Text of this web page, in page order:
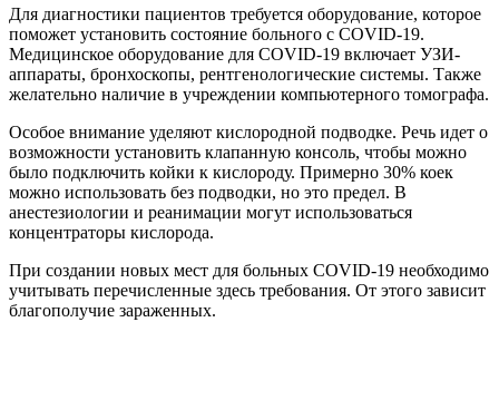
Для диагностики пациентов требуется оборудование, которое
поможет установить состояние больного с COVID-19.
Медицинское оборудование для COVID-19 включает УЗИ-
аппараты, бронхоскопы, рентгенологические системы. Также
желательно наличие в учреждении компьютерного томографа.
Особое внимание уделяют кислородной подводке. Речь идет о
возможности установить клапанную консоль, чтобы можно
было подключить койки к кислороду. Примерно 30% коек
можно использовать без подводки, но это предел. В
анестезиологии и реанимации могут использоваться
концентраторы кислорода.
При создании новых мест для больных COVID-19 необходимо
учитывать перечисленные здесь требования. От этого зависит
благополучие зараженных.